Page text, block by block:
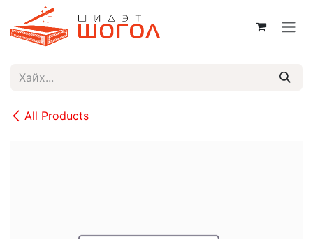
Skip to Content
All Products